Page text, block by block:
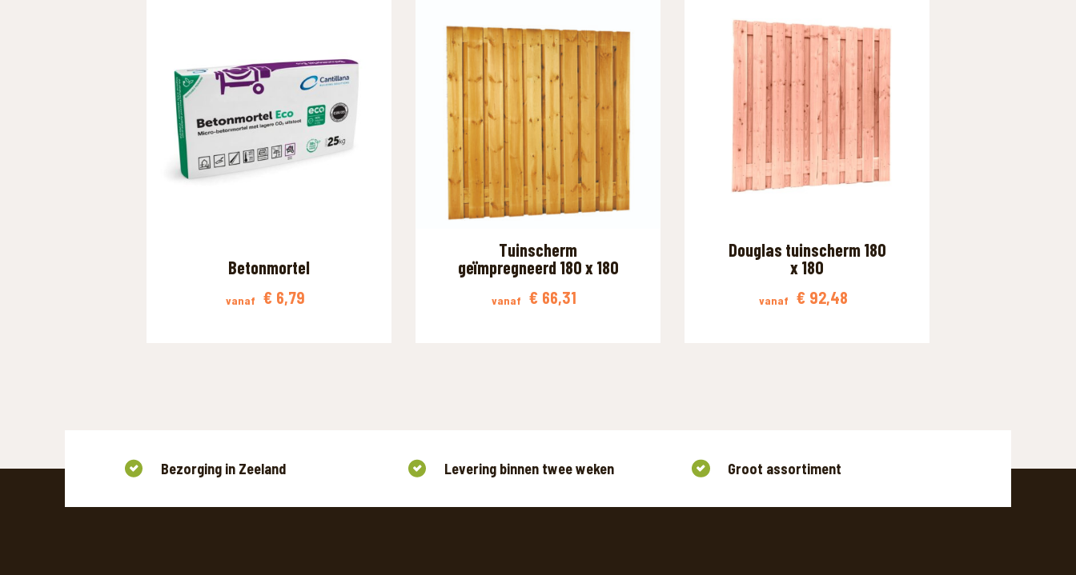
Betonmortel
vanaf € 6,79
Tuinscherm
geïmpregneerd 180 x 180
vanaf € 66,31
Douglas tuinscherm 180
x 180
vanaf € 92,48
Bezorging in Zeeland Levering binnen twee weken Groot assortiment